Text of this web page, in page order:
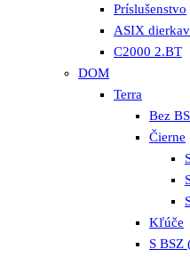
Príslušenstvo
ASIX
C2000 2.BT
DOM
Terra
Bez
Čierne
Kľúče
S BSZ